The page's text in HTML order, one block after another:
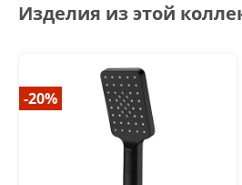
Изделия из этой
-20%